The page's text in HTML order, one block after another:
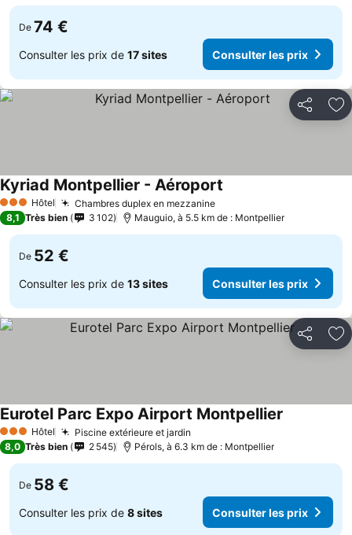
De 74 €
Consulter les prix de 17 sites Consulter les prix
Partager
3 ÉtoilesHôtel Chambres duplex en mezzanineConsulter les prix
Kyriad Montpellier - Aéroport
8,1 Très bien 3 102 Mauguio, à 5.5 km de : Montpellier
De 52 €
Consulter les prix de 13 sites Consulter les prix
Partager
3 ÉtoilesHôtel Piscine extérieure et jardin
Eurotel Parc Expo Airport Montpellier
8,0 Très bien 2 545 Pérols, à 6.3 km de : Montpellier
De 58 €
Consulter les prix de 8 sites Consulter les prix